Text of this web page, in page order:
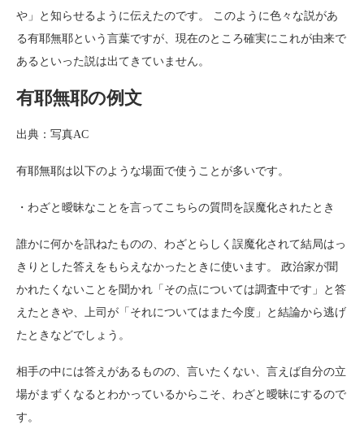
や」と知らせるように伝えたのです。 このように色々な説があ
る有耶無耶という言葉ですが、現在のところ確実にこれが由来で
あるといった説は出てきていません。
有耶無耶の例文
出典：写真AC
有耶無耶は以下のような場面で使うことが多いです。
・わざと曖昧なことを言ってこちらの質問を誤魔化されたとき
誰かに何かを訊ねたものの、わざとらしく誤魔化されて結局はっ
きりとした答えをもらえなかったときに使います。 政治家が聞
かれたくないことを聞かれ「その点については調査中です」と答
えたときや、上司が「それについてはまた今度」と結論から逃げ
たときなどでしょう。
相手の中には答えがあるものの、言いたくない、言えば自分の立
場がまずくなるとわかっているからこそ、わざと曖昧にするので
す。